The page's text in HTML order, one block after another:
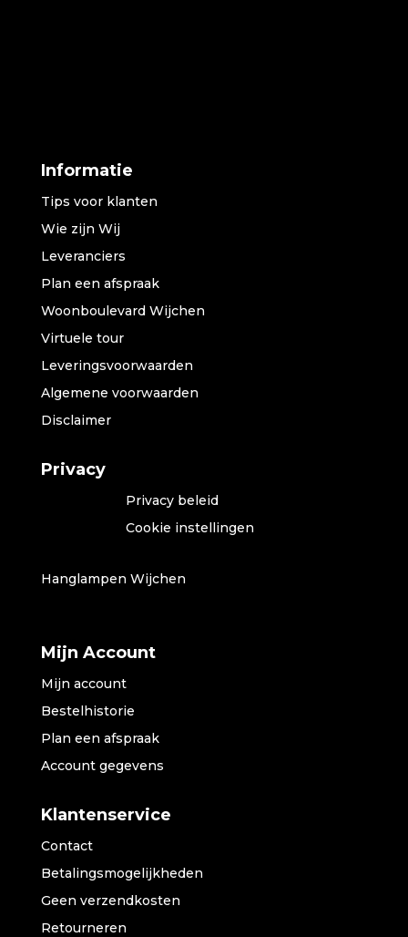
Informatie
Tips voor klanten
Wie zijn Wij
Leveranciers
Plan een afspraak
Woonboulevard Wijchen
Virtuele tour
Leveringsvoorwaarden
Algemene voorwaarden
Disclaimer
Privacy
Privacy beleid
Cookie instellingen
Hanglampen Wijchen
Mijn Account
Mijn account
Bestelhistorie
Plan een afspraak
Account gegevens
Klantenservice
Contact
Betalingsmogelijkheden
Geen verzendkosten
Retourneren